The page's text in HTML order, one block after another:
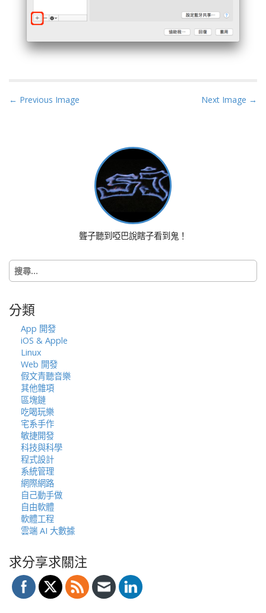
P
i
o
n
← Previous Image Next Image →
聾子聽到啞巴說瞎子看到鬼！
搜
尋
字:
分類
App 開發
iOS & Apple
Linux
Web 開發
假文青聽音樂
其他雜項
區塊鏈
吃喝玩樂
宅系手作
敏捷開發
科技與科學
程式設計
系統管理
網際網路
自己動手做
自由軟體
軟體工程
雲端 AI 大數據
求分享求關注